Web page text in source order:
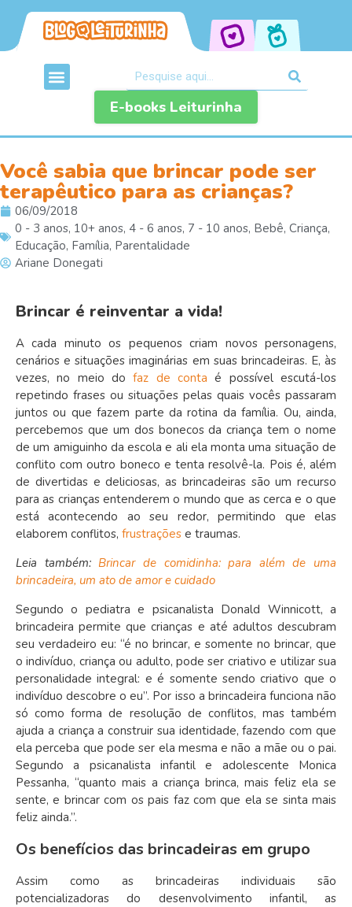
E-books Leiturinha
Você sabia que brincar pode ser
terapêutico para as crianças?
06/09/2018
0 - 3 anos, 10+ anos, 4 - 6 anos, 7 - 10 anos, Bebê, Criança,
Educação, Família, Parentalidade
Ariane Donegati
Brincar é reinventar a vida!
A cada minuto os pequenos criam novos personagens,
cenários e situações imaginárias em suas brincadeiras. E, às
vezes, no meio dofaz de conta é possível escutá-los
repetindo frases ou situações pelas quais vocês passaram
juntos ou que fazem parte da rotina da família. Ou, ainda,
percebemos que um dos bonecos da criança tem o nome
de um amiguinho da escola e ali ela monta uma situação de
conflito com outro boneco e tenta resolvê-la. Pois é, além
de divertidas e deliciosas, as brincadeiras são um recurso
para as crianças entenderem o mundo que as cerca e o que
está acontecendo ao seu redor, permitindo que elas
elaborem conflitos, frustrações e traumas.
Leia também: Brincar de comidinha: para além de uma
brincadeira, um ato de amor e cuidado
Segundo o pediatra e psicanalista Donald Winnicott, a
brincadeira permite que crianças e até adultos descubram
seu verdadeiro eu: “é no brincar, e somente no brincar, que
o indivíduo, criança ou adulto, pode ser criativo e utilizar sua
personalidade integral: e é somente sendo criativo que o
indivíduo descobre o eu”. Por isso a brincadeira funciona não
só como forma de resolução de conflitos, mas também
ajuda a criança a construir sua identidade, fazendo com que
ela perceba que pode ser ela mesma e não a mãe ou o pai.
Segundo a psicanalista infantil e adolescente Monica
Pessanha, “quanto mais a criança brinca, mais feliz ela se
sente, e brincar com os pais faz com que ela se sinta mais
feliz ainda.”.
Os benefícios das brincadeiras em grupo
Assim como as brincadeiras individuais são
potencializadoras do desenvolvimento infantil, as